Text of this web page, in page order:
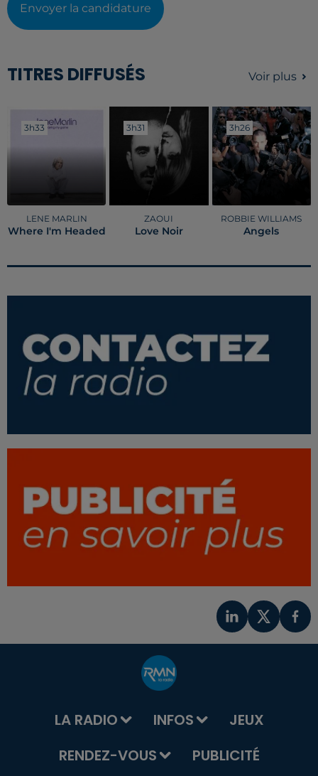
Envoyer la candidature
TITRES DIFFUSÉS Voir plus
3h33
3h33
LENE MARLIN
Where I'm Headed
3h31
3h31
ZAOUI
Love Noir
3h26
3h26
ROBBIE WILLIAMS
Angels
LA RADIO INFOS
JEUX
RENDEZ-VOUS
PUBLICITÉ